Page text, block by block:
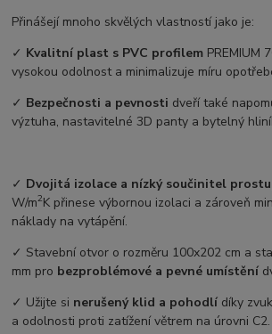
Přinášejí mnoho skvělých vlastností jako je:
✓ Kvalitní plast s PVC profilem PREMIUM
vysokou odolnost a minimalizuje míru
✓ Bezpečnosti a pevnosti dveří také
výztuha, nastavitelné 3D panty a bytelný
✓ Dvojitá izolace a nízký součinitel
W/m2K přinese výbornou izolaci a zároveň
náklady na vytápění.
✓ Stavební otvor o rozměru 100x202 cm a
mm pro bezproblémové a pevné umístění
✓ Užijte si nerušený klid a pohodlí díky
a odolnosti proti zatížení větrem na úrovni C2.